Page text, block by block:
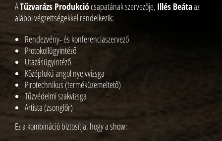
ATűzvarázs Produkciócsapatának szervezője, Illés Beátaaz
alábbi végzettségekkel rendelkezik:
Rendezvény- és konferenciaszervező
Protokollügyintéző
Utazásügyintéző
Középfokú angol nyelvvizsga
Pirotechnikus (terméküzemeltető)
Tűzvédelmi szakvizsga
Artista (zsonglőr)
Ez a kombináció biztosítja, hogy a show: